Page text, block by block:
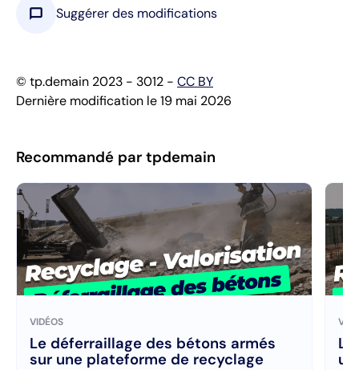
chat_bubble Suggérer des modifications
© tp.demain 2023 - 3012 - CC BY
Dernière modification le 19 mai 2026
Recommandé par tpdemain
VIDÉOS
Le déferraillage des bétons armés
sur une plateforme de recyclage